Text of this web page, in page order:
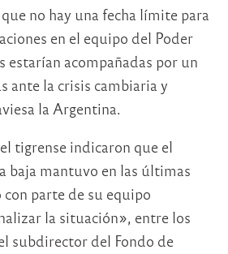
no hay una fecha límite para
en el equipo del Poder
estarían acompañadas por un
ante la crisis cambiaria y
la Argentina.
tigrense indicaron que el
baja mantuvo en las últimas
parte de su equipo
la situación», entre los
subdirector del Fondo de